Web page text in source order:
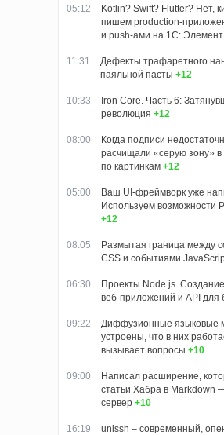
05:12
Kotlin? Swift? Flutter? Нет,
пишем production-
и push-ами на 1С: Элемент
11:31
Дефекты трафаретного
паяльной пасты +12
10:33
Iron Core. Часть 6:
революция +12
08:00
Когда подписи
расчищали «серую зону» в
по картинкам +12
05:00
Ваш UI-фреймворк уже
Используем возможности
+12
08:05
Размытая граница между
CSS и событиями
06:30
Проекты Node.js.
веб-приложений и API для
09:22
Диффузионные языковые
устроены, что в них
вызывает вопросы +10
09:00
Написал расширение,
статьи Хабра в Markdown
сервер +10
16:19
unissh – современный,